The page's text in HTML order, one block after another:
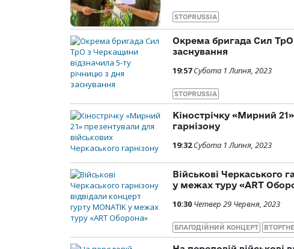
STOPRUSSIA
Окрема бригада Сил ТрО
заснування
19:57 Субота 1 Липня, 2023
STOPRUSSIA
Кінострічку «Мирний
гарнізону
19:32 Субота 1 Липня, 2023
Військові Черкаського
у межах туру «ARТ
10:30 Четвер 29 Червня, 2023
БЛАГОДІЙНИЙ КОНЦЕРТ